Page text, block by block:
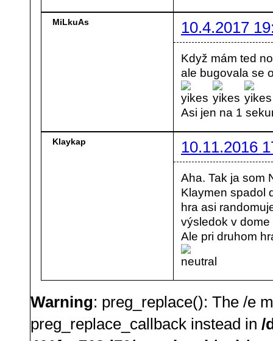
MiLkuAs 10.4.2017
Když mám ted
ale bugovala se
Asi jen na 1
Klaykap 10.11.2016
Aha. Tak ja som
Klaymen spadol
hra asi
výsledok v
Ale pri druhom
Warning: preg_replace(): The /e
preg_replace_callback instead in /